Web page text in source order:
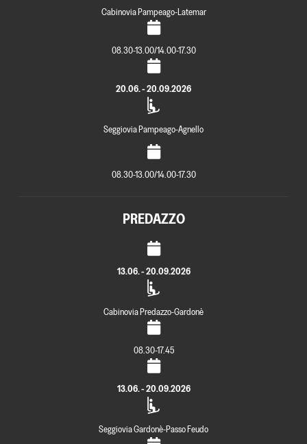
Cabinovia Pampeago-Latemar
08.30-13.00/14.00-17.30
20.06. - 20.09.2026
Seggiovia Pampeago-Agnello
08.30-13.00/14.00-17.30
PREDAZZO
13.06. - 20.09.2026
Cabinovia Predazzo-Gardonè
08.30-17.45
13.06. - 20.09.2026
Seggiovia Gardonè-Passo Feudo